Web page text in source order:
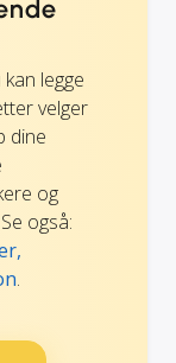
legge
velger
dine
og
også:
.